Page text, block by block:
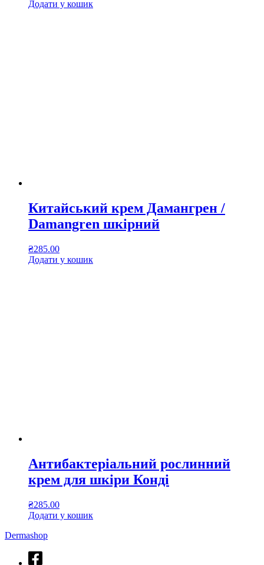
Додати у кошик
Китайський крем Дамангрен /
Damangren шкірний
₴285.00
Додати у кошик
Антибактеріальний рослинний
крем для шкіри Конді
₴285.00
Додати у кошик
Dermashop